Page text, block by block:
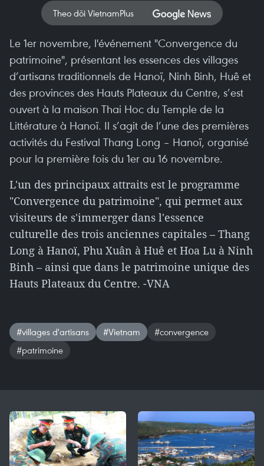
Theo dõi VietnamPlus
Le 1er novembre, l'événement "Convergence du
patrimoine", présentant les essences des villages
d’artisans traditionnels de Hanoï, Ninh Binh, Huê et
des provinces des Hauts Plateaux du Centre, s’est
ouvert à la maison Thai Hoc du Temple de la
Littérature à Hanoï. Il s’agit de l’une des premières
activités du Festival Thang Long – Hanoï, organisé
pour la première fois du 1er au 16 novembre.
L'un des principaux attraits est le programme
"Convergence du patrimoine", qui permet aux
visiteurs de s'immerger dans l'essence
culturelle des trois anciennes capitales – Thang
Long à Hanoï, Phu Xuân à Huê et Hoa Lu à Ninh
Binh – ainsi que dans le patrimoine unique des
Hauts Plateaux du Centre. -VNA
#villages d'artisans #Vietnam
#convergence
#patrimoine